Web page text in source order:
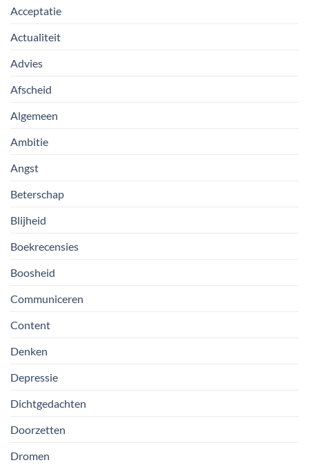
Acceptatie
Actualiteit
Advies
Afscheid
Algemeen
Ambitie
Angst
Beterschap
Blijheid
Boekrecensies
Boosheid
Communiceren
Content
Denken
Depressie
Dichtgedachten
Doorzetten
Dromen